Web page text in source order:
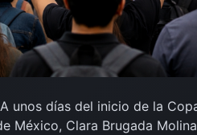
A unos días del inicio de la
México, Clara Brugada